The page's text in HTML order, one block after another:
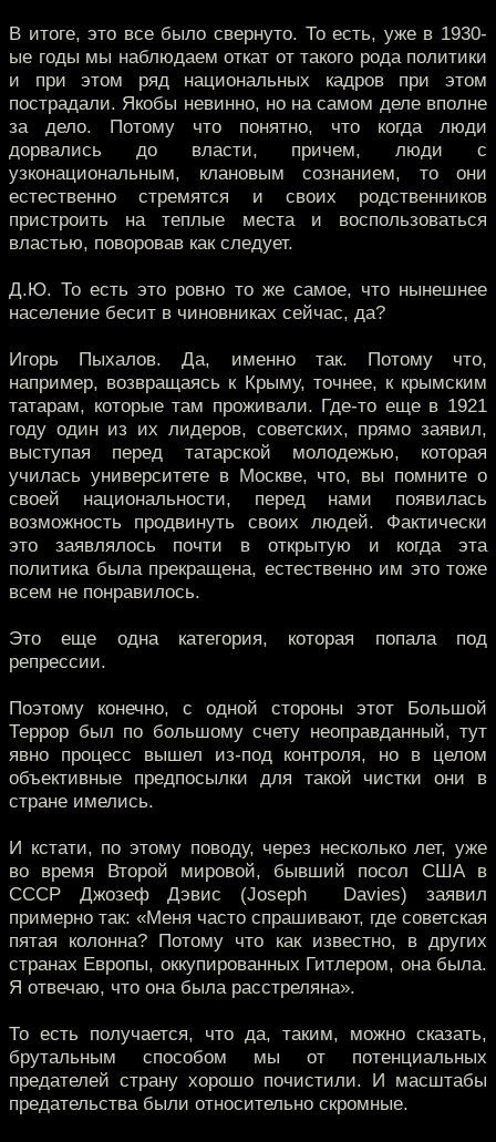
В итоге, это все было свернуто. То есть, уже в 1930-
ые годы мы наблюдаем откат от такого рода политики
и при этом ряд национальных кадров при этом
пострадали. Якобы невинно, но на самом деле вполне
за дело. Потому что понятно, что когда люди
дорвались до власти, причем, люди с
узконациональным, клановым сознанием, то они
естественно стремятся и своих родственников
пристроить на теплые места и воспользоваться
властью, поворовав как следует.
Д.Ю. То есть это ровно то же самое, что нынешнее
население бесит в чиновниках сейчас, да?
Игорь Пыхалов. Да, именно так. Потому что,
например, возвращаясь к Крыму, точнее, к крымским
татарам, которые там проживали. Где-то еще в 1921
году один из их лидеров, советских, прямо заявил,
выступая перед татарской молодежью, которая
училась университете в Москве, что, вы помните о
своей национальности, перед нами появилась
возможность продвинуть своих людей. Фактически
это заявлялось почти в открытую и когда эта
политика была прекращена, естественно им это тоже
всем не понравилось.
Это еще одна категория, которая попала под
репрессии.
Поэтому конечно, с одной стороны этот Большой
Террор был по большому счету неоправданный, тут
явно процесс вышел из-под контроля, но в целом
объективные предпосылки для такой чистки они в
стране имелись.
И кстати, по этому поводу, через несколько лет, уже
во время Второй мировой, бывший посол США в
СССР Джозеф Дэвис (Joseph Davies) заявил
примерно так: «Меня часто спрашивают, где советская
пятая колонна? Потому что как известно, в других
странах Европы, оккупированных Гитлером, она была.
Я отвечаю, что она была расстреляна».
То есть получается, что да, таким, можно сказать,
брутальным способом мы от потенциальных
предателей страну хорошо почистили. И масштабы
предательства были относительно скромные.